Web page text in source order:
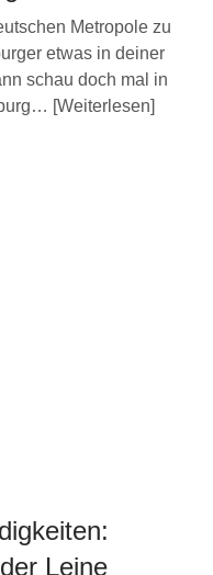
Metropole zu
etwas in deiner
schau doch mal in
Weiterlesen
Leine